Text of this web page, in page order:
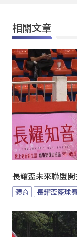
相關文章
長耀盃未來聯盟
體育 長耀盃籃球